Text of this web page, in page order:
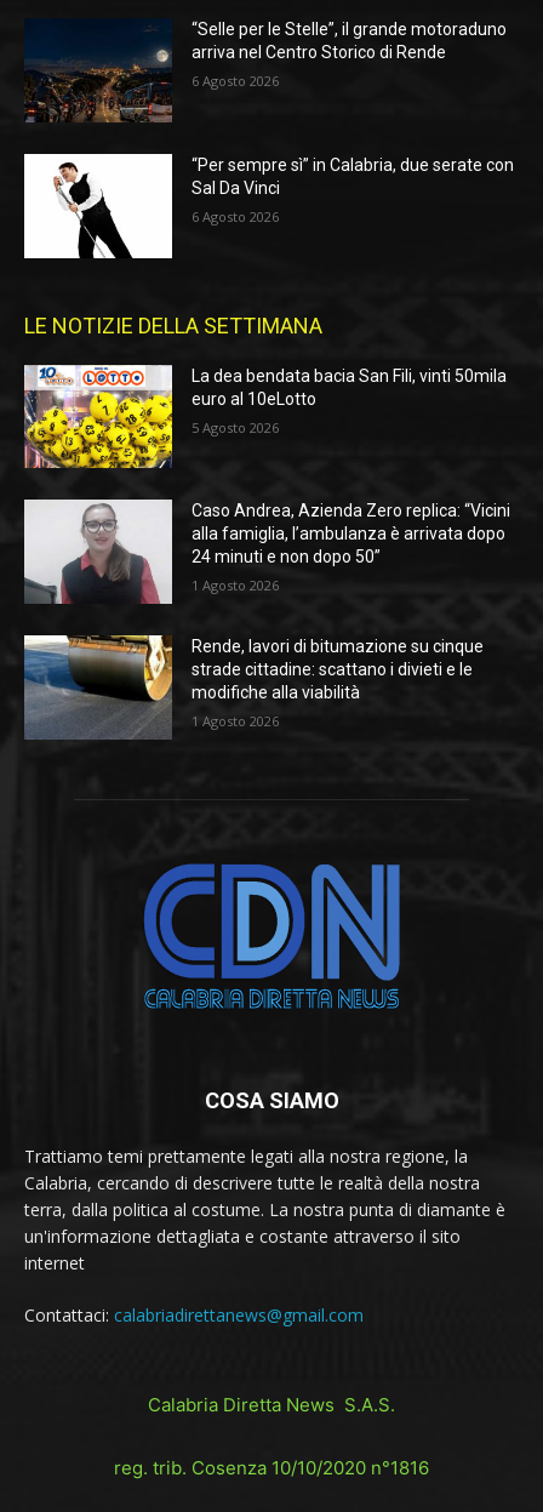
“Selle per le Stelle”, il grande motoraduno
arriva nel Centro Storico di Rende
6 Agosto 2026
“Per sempre sì” in Calabria, due serate con
Sal Da Vinci
6 Agosto 2026
LE NOTIZIE DELLA SETTIMANA
La dea bendata bacia San Fili, vinti 50mila
euro al 10eLotto
5 Agosto 2026
Caso Andrea, Azienda Zero replica: “Vicini
alla famiglia, l’ambulanza è arrivata dopo
24 minuti e non dopo 50”
1 Agosto 2026
Rende, lavori di bitumazione su cinque
strade cittadine: scattano i divieti e le
modifiche alla viabilità
1 Agosto 2026
COSA SIAMO
Trattiamo temi prettamente legati alla nostra regione, la
Calabria, cercando di descrivere tutte le realtà della nostra
terra, dalla politica al costume. La nostra punta di diamante è
un'informazione dettagliata e costante attraverso il sito
internet
Contattaci: calabriadirettanews@gmail.com
Calabria Diretta News S.A.S.
reg. trib. Cosenza 10/10/2020 n°1816